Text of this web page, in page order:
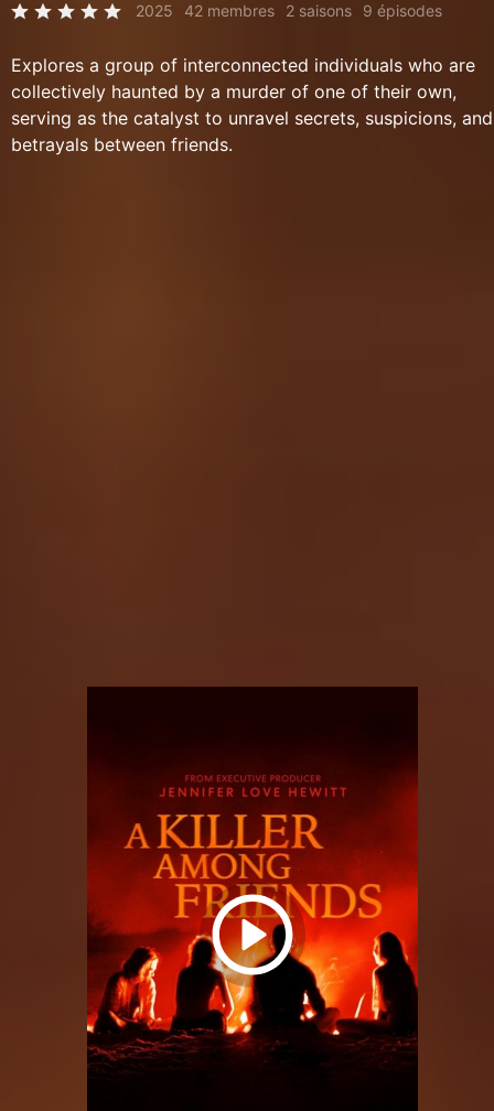
2025 42 membres 2 saisons 9 épisodes
Explores a group of interconnected individuals who are
collectively haunted by a murder of one of their own,
serving as the catalyst to unravel secrets, suspicions, and
betrayals between friends.